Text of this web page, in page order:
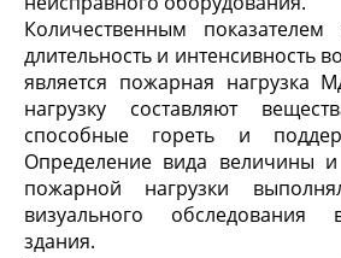
Количественным показателем
длительность и интенсивность
является пожарная нагрузка
нагрузку составляют
способные гореть и
Определение вида величины и
пожарной нагрузки
визуального обследования
здания.